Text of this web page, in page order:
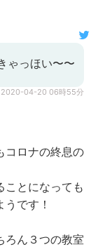
ゃっほい〜〜
2020-04-20 06時55分
コロナの終息の
ことになっても
です！
ろん３つの教室